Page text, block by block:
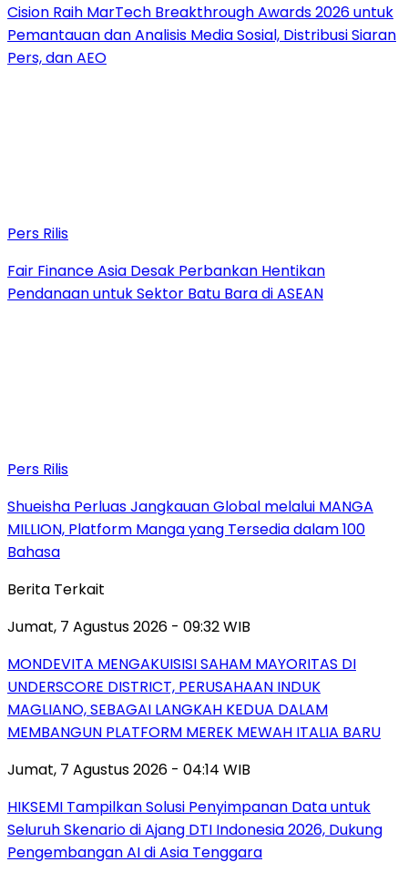
Cision Raih MarTech Breakthrough Awards 2026 untuk
Pemantauan dan Analisis Media Sosial, Distribusi Siaran
Pers, dan AEO
Pers Rilis
Fair Finance Asia Desak Perbankan Hentikan
Pendanaan untuk Sektor Batu Bara di ASEAN
Pers Rilis
Shueisha Perluas Jangkauan Global melalui MANGA
MILLION, Platform Manga yang Tersedia dalam 100
Bahasa
Berita Terkait
Jumat, 7 Agustus 2026 - 09:32 WIB
MONDEVITA MENGAKUISISI SAHAM MAYORITAS DI
UNDERSCORE DISTRICT, PERUSAHAAN INDUK
MAGLIANO, SEBAGAI LANGKAH KEDUA DALAM
MEMBANGUN PLATFORM MEREK MEWAH ITALIA BARU
Jumat, 7 Agustus 2026 - 04:14 WIB
HIKSEMI Tampilkan Solusi Penyimpanan Data untuk
Seluruh Skenario di Ajang DTI Indonesia 2026, Dukung
Pengembangan AI di Asia Tenggara